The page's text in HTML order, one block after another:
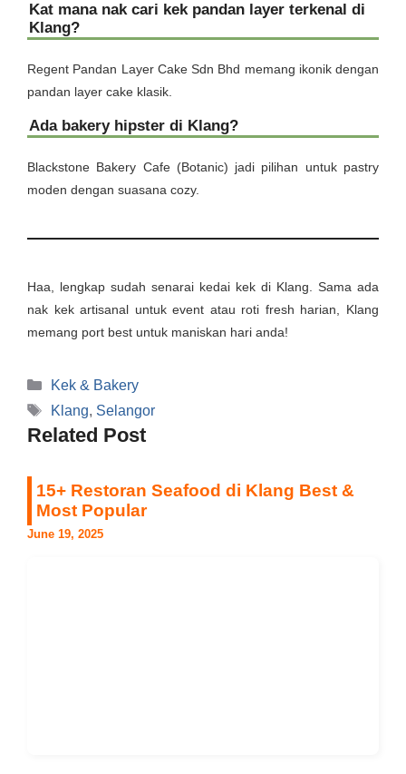
Kat mana nak cari kek pandan layer terkenal di
Klang?
Regent Pandan Layer Cake Sdn Bhd memang ikonik dengan
pandan layer cake klasik.
Ada bakery hipster di Klang?
Blackstone Bakery Cafe (Botanic) jadi pilihan untuk pastry
moden dengan suasana cozy.
Haa, lengkap sudah senarai kedai kek di Klang. Sama ada
nak kek artisanal untuk event atau roti fresh harian, Klang
memang port best untuk maniskan hari anda!
Categories
Kek & Bakery
Tags
Klang, Selangor
Related Post
15+ Restoran Seafood di Klang Best &
Most Popular
June 19, 2025